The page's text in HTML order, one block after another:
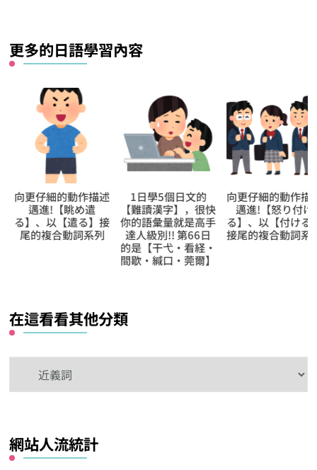
更多的日語學習內容
向更仔細的動作描述
邁進!【眺め遣
る】、以【遣る】接
尾的複合動詞系列
1日學5個日文的
【難讀漢字】，很快
你的語彙量就是高手
達人級別!! 第66日
的是【干弋‧看経‧
間歇‧緘口‧莞爾】
向更仔細的動作描述
邁進!【怒り付け
る】、以【付ける】
接尾的複合動詞系列
在這看看其他分類
其
他
網站人流統計